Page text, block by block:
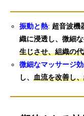
振動と熱: 超音波機
織に浸透し、微細
生じさせ、組織の
微細なマッサージ
し、血流を改善し